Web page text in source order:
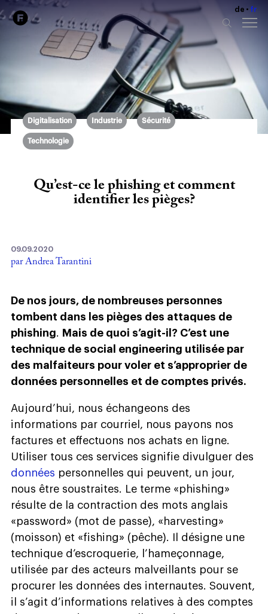
de fr
Digitalisation Industrie Sécurité
Technologie
Qu’est-ce le phishing et comment
identifier les pièges?
09.09.2020
par Andrea Tarantini
De nos jours, de nombreuses personnes
tombent dans les pièges des attaques de
phishing. Mais de quoi s’agit-il? C’est une
technique de social engineering utilisée par
des malfaiteurs pour voler et s’approprier de
données personnelles et de comptes privés.
Aujourd’hui, nous échangeons des
informations par courriel, nous payons nos
factures et effectuons nos achats en ligne.
Utiliser tous ces services signifie divulguer des
données personnelles qui peuvent, un jour,
nous être soustraites. Le terme «phishing»
résulte de la contraction des mots anglais
«password» (mot de passe), «harvesting»
(moisson) et «fishing» (pêche). Il désigne une
technique d’escroquerie, l’hameçonnage,
utilisée par des acteurs malveillants pour se
procurer les données des internautes. Souvent,
il s’agit d’informations relatives à des comptes